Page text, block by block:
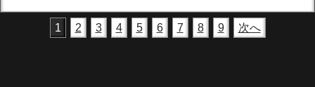
1 2 3 4 5 6 7 8 9 次へ